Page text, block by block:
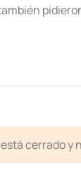
cerrado